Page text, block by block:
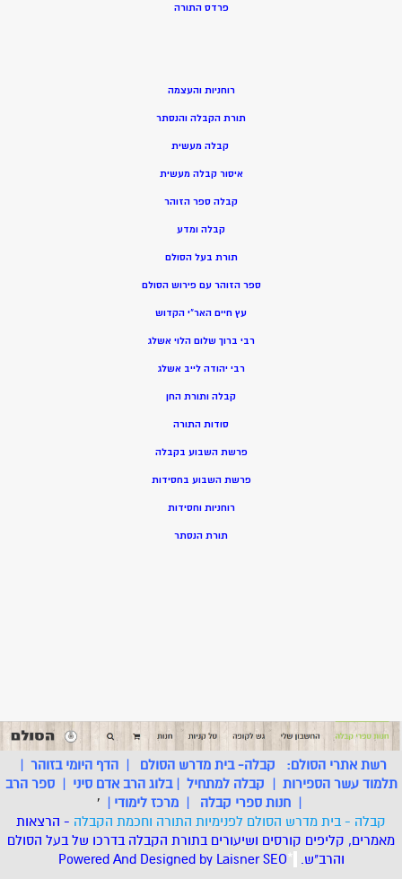
פרדס התורה
רוחניות והעצמה
תורת הקבלה והנסתר
קבלה מעשית
איסור קבלה מעשית
קבלה ספר הזוהר
קבלה ומדע
תורת בעל הסולם
ספר הזוהר עם פירוש הסולם
עץ חיים האר”י הקדוש
רבי ברוך שלום הלוי אשלג
רבי יהודה לייב אשלג
קבלה ותורת החן
סודות התורה
פרשת השבוע בקבלה
פרשת השבוע בחסידות
רוחניות וחסידות
תורת הנסתר
רשת אתרי הסולם: קבלה- בית מדרש הסולם |הדף היומי בזוהר |
תלמוד עשר הספירות | קבלה למתחיל |בלוג הרב אדם סיני |ספר הרב
| חנות ספרי קבלה | מרכז לימודי |
'
קבלה - בית מדרש הסולם לפנימיות התורה וחכמת הקבלה - הרצאות
מאמרים, קליפים קורסים ושיעורים בתורת הקבלה בדרכו של בעל הסולם
והרב"ש.
*
Powered And Designed by LaisnerSEO